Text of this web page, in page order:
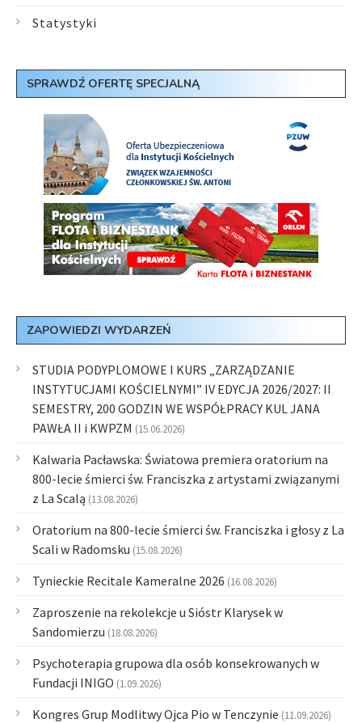
Statystyki
SPRAWDŹ OFERTĘ SPECJALNĄ
ZAPOWIEDZI WYDARZEŃ
STUDIA PODYPLOMOWE I KURS „ZARZĄDZANIE
INSTYTUCJAMI KOŚCIELNYMI” IV EDYCJA 2026/2027: II
SEMESTRY, 200 GODZIN WE WSPÓŁPRACY KUL JANA
PAWŁA II i KWPZM (15.06.2026)
Kalwaria Pacławska: Światowa premiera oratorium na
800-lecie śmierci św. Franciszka z artystami związanymi
z La Scalą (13.08.2026)
Oratorium na 800-lecie śmierci św. Franciszka i głosy z La
Scali w Radomsku (15.08.2026)
Tynieckie Recitale Kameralne 2026 (16.08.2026)
Zaproszenie na rekolekcje u Sióstr Klarysek w
Sandomierzu (18.08.2026)
Psychoterapia grupowa dla osób konsekrowanych w
Fundacji INIGO (1.09.2026)
Kongres Grup Modlitwy Ojca Pio w Tenczynie (11.09.2026)